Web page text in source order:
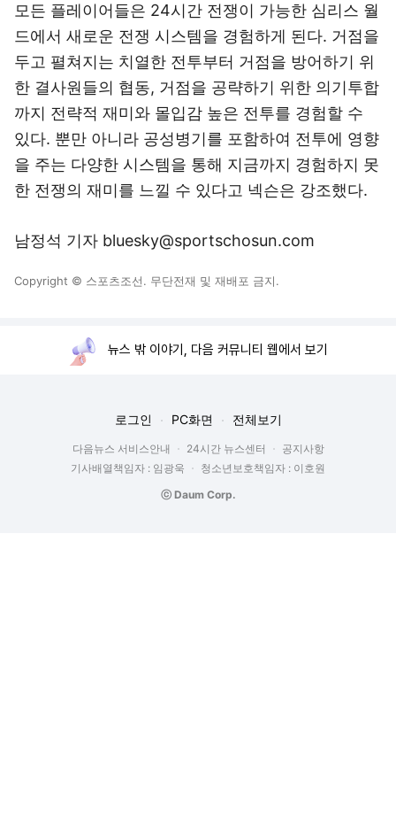
모든 플레이어들은 24시간 전쟁이 가능한 심리스 월
드에서 새로운 전쟁 시스템을 경험하게 된다. 거점을
두고 펼쳐지는 치열한 전투부터 거점을 방어하기 위
한 결사원들의 협동, 거점을 공략하기 위한 의기투합
까지 전략적 재미와 몰입감 높은 전투를 경험할 수
있다. 뿐만 아니라 공성병기를 포함하여 전투에 영향
을 주는 다양한 시스템을 통해 지금까지 경험하지 못
한 전쟁의 재미를 느낄 수 있다고 넥슨은 강조했다.
남정석 기자 bluesky@sportschosun.com
Copyright © 스포츠조선. 무단전재 및 재배포 금지.
뉴스 밖 이야기, 다음 커뮤니티 웹에서 보기
로그인 PC화면 전체보기
다음뉴스 서비스안내 24시간 뉴스센터
공지사항
기사배열책임자 : 임광욱
청소년보호책임자 : 이호원
ⓒ Daum Corp.